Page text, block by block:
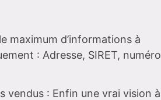
maximum d’informations à
: Adresse, SIRET, numéro
vendus : Enfin une vrai vision à